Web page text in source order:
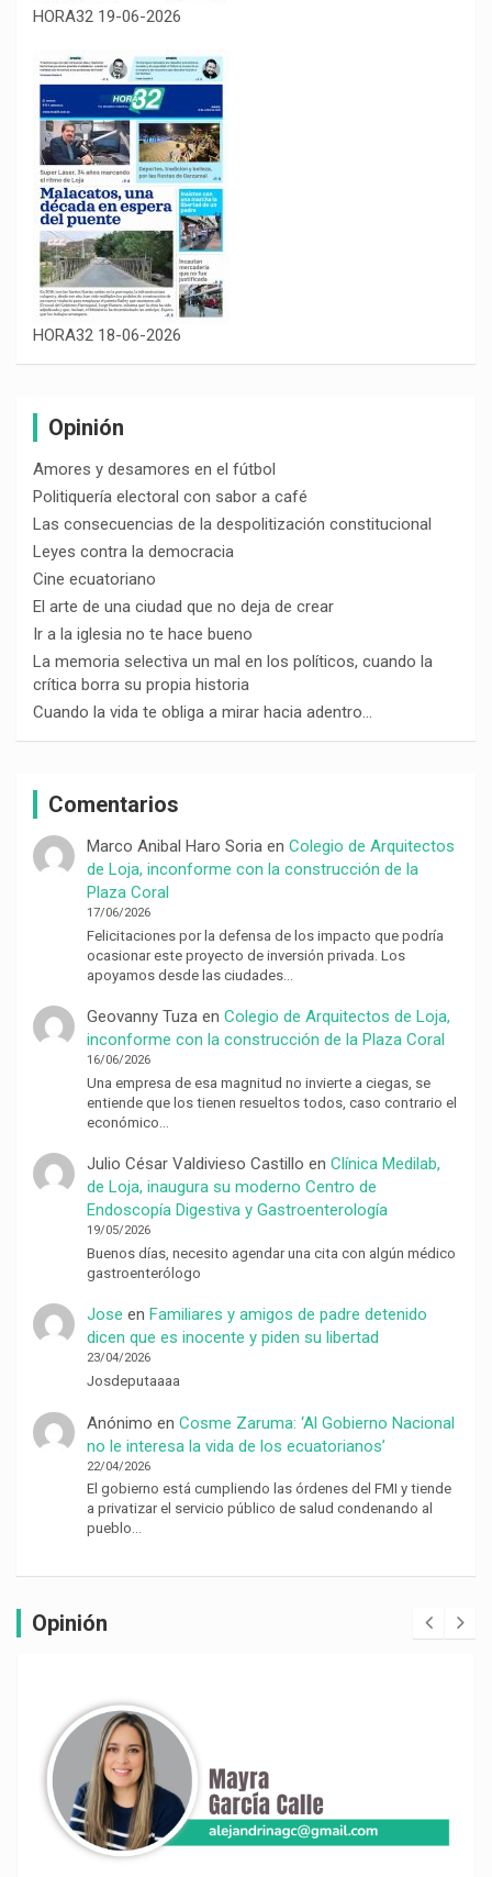
HORA32 19-06-2026
HORA32 18-06-2026
Opinión
Amores y desamores en el fútbol
Politiquería electoral con sabor a café
Las consecuencias de la despolitización constitucional
Leyes contra la democracia
Cine ecuatoriano
El arte de una ciudad que no deja de crear
Ir a la iglesia no te hace bueno
La memoria selectiva un mal en los políticos, cuando la
crítica borra su propia historia
Cuando la vida te obliga a mirar hacia adentro…
Comentarios
Marco Anibal Haro Soriaen Colegio de Arquitectos
de Loja, inconforme con la construcción de la
Plaza Coral
17/06/2026
Felicitaciones por la defensa de los impacto que podría
ocasionar este proyecto de inversión privada. Los
apoyamos desde las ciudades…
Geovanny Tuzaen Colegio de Arquitectos de Loja,
inconforme con la construcción de la Plaza Coral
16/06/2026
Una empresa de esa magnitud no invierte a ciegas, se
entiende que los tienen resueltos todos, caso contrario el
económico…
Julio César Valdivieso Castillo en Clínica Medilab,
de Loja, inaugura su moderno Centro de
Endoscopía Digestiva y Gastroenterología
19/05/2026
Buenos días, necesito agendar una cita con algún médico
gastroenterólogo
Jose en Familiares y amigos de padre detenido
dicen que es inocente y piden su libertad
23/04/2026
Josdeputaaaa
Anónimo en Cosme Zaruma: ‘Al Gobierno Nacional
no le interesa la vida de los ecuatorianos’
22/04/2026
El gobierno está cumpliendo las órdenes del FMI y tiende
a privatizar el servicio público de salud condenando al
pueblo…
Opinión